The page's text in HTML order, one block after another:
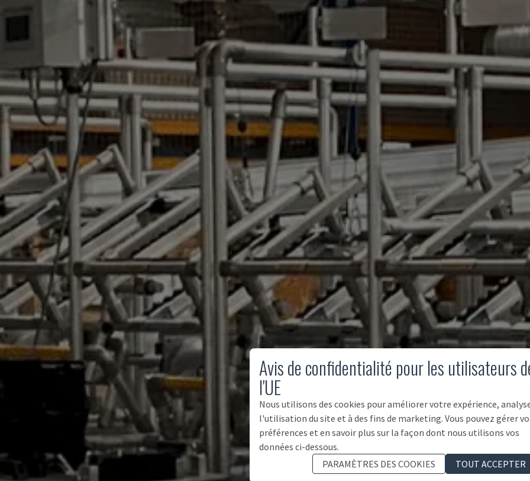
Avis de confidentialité pour les utilisateurs
l'UE
Nous utilisons des cookies pour améliorer votre expérience,
l'utilisation du site et à des fins de marketing. Vous pouvez gérer
préférences et en savoir plus sur la façon dont nous utilisons vos
données ci-dessous.
PARAMÈTRES DES COOKIES
TOUT ACCEPTER